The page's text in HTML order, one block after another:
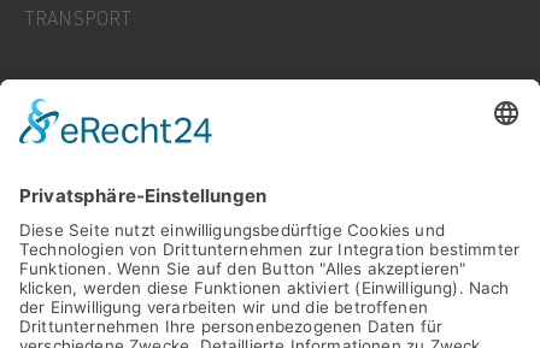
TRANSPORT
KARRIERE
NEWS
FAQ
KONTAKT